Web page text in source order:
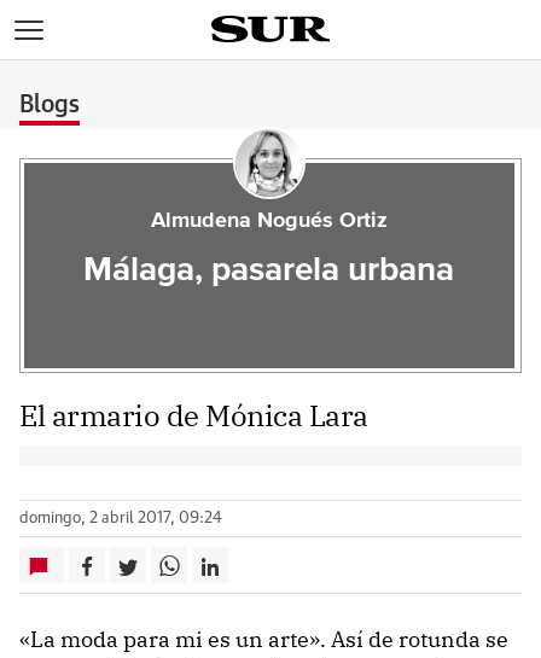
Blogs
Almudena Nogués Ortiz
Málaga, pasarela urbana
El armario de Mónica Lara
domingo, 2 abril 2017, 09:24
«La moda para mi es un arte». Así de rotunda se